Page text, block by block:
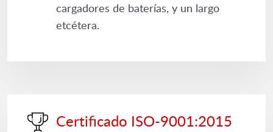
cargadores de baterías, y un largo
etcétera.
Certificado ISO-9001:2015